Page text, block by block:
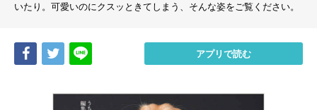
いたり。可愛いのにクスッときてしまう、そんな姿をご覧ください。
Share Tweet アプリで読む